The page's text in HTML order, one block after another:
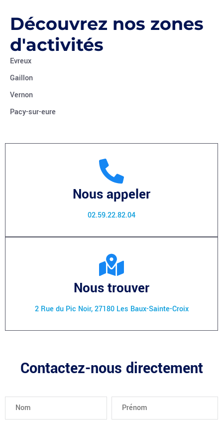
Découvrez nos zones
d'activités
Evreux
Gaillon
Vernon
Pacy-sur-eure
Nous appeler
02.59.22.82.04
Nous trouver
2 Rue du Pic Noir, 27180 Les Baux-Sainte-Croix
Contactez-nous directement